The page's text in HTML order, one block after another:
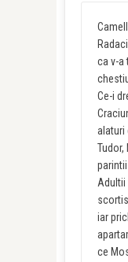
ca v-a
Ce-i
alaturi
Tudor,
parintii
Adultii
iar
ce